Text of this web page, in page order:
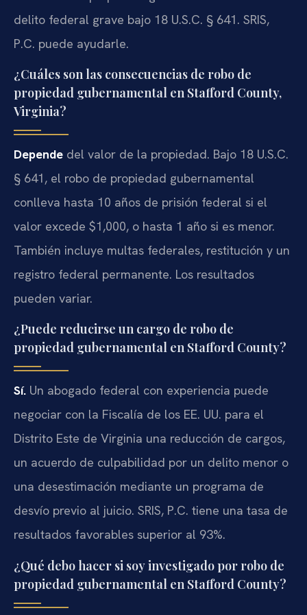
delito federal grave bajo 18 U.S.C. § 641. SRIS,
P.C. puede ayudarle.
¿Cuáles son las consecuencias de robo de
propiedad gubernamental en Stafford County,
Virginia?
Depende del valor de la propiedad. Bajo 18 U.S.C.
§ 641, el robo de propiedad gubernamental
conlleva hasta 10 años de prisión federal si el
valor excede $1,000, o hasta 1 año si es menor.
También incluye multas federales, restitución y un
registro federal permanente. Los resultados
pueden variar.
¿Puede reducirse un cargo de robo de
propiedad gubernamental en Stafford County?
Sí. Un abogado federal con experiencia puede
negociar con la Fiscalía de los EE. UU. para el
Distrito Este de Virginia una reducción de cargos,
un acuerdo de culpabilidad por un delito menor o
una desestimación mediante un programa de
desvío previo al juicio. SRIS, P.C. tiene una tasa de
resultados favorables superior al 93%.
¿Qué debo hacer si soy investigado por robo de
propiedad gubernamental en Stafford County?